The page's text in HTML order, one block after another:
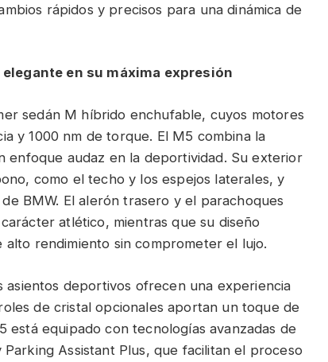
rápidos y precisos para una dinámica de
en su máxima expresión
sedán M híbrido enchufable, cuyos motores
y 1000 nm de torque. El M5 combina la
enfoque audaz en la deportividad. Su exterior
como el techo y los espejos laterales, y
BMW. El alerón trasero y el parachoques
atlético, mientras que su diseño
rendimiento sin comprometer el lujo.
asientos deportivos ofrecen una experiencia
de cristal opcionales aportan un toque de
está equipado con tecnologías avanzadas de
Assistant Plus, que facilitan el proceso